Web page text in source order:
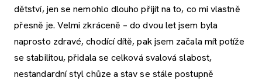
dětství, jen se nemohlo dlouho přijít na to, co mi vlastně
přesně je. Velmi zkráceně – do dvou let jsem byla
naprosto zdravé, chodící dítě, pak jsem začala mít potíže
se stabilitou, přidala se celková svalová slabost,
nestandardní styl chůze a stav se stále postupně